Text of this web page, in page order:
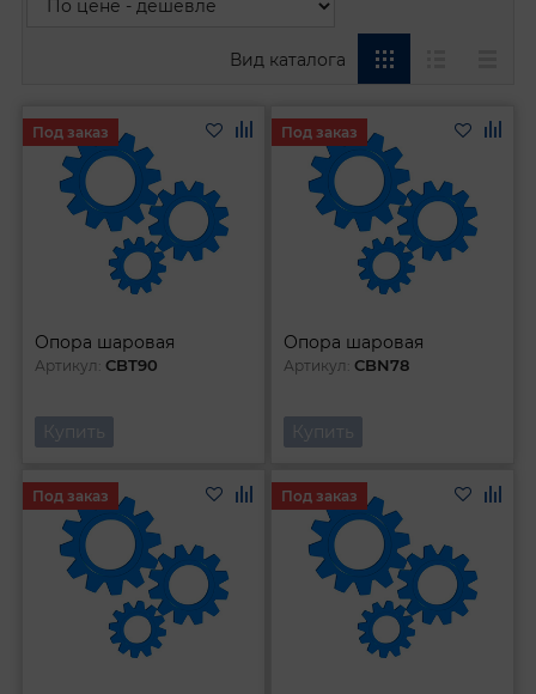
Вид каталога
Опора шаровая
Артикул:CBT90
Под заказ
Купить
Опора шаровая
Артикул:CBN78
Под заказ
Купить
Под заказ Под заказ